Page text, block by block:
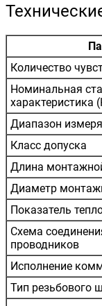
Количество
Номинальная
характеристика
Диапазон
Класс допуска
Длина
Диаметр
Показатель
Схема
проводников
Исполнение
Тип резьбового